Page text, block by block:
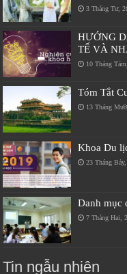
3 Tháng Tư,
HƯỚNG
TẾ VÀ
10 Tháng
Tóm Tắt
13 Tháng
Khoa Du
23 Tháng
Danh mục
7 Tháng Hai,
Tin ngẫu nhiên